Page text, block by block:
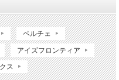
ペルチェ
アイズフロンティア
ス